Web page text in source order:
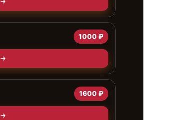
1000 ₽
1600 ₽